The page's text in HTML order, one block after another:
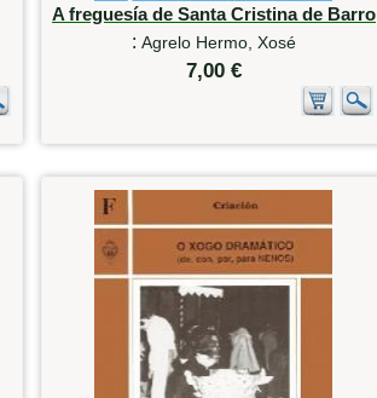
A freguesía de Santa Cristina de Barro
: Agrelo Hermo, Xosé
7,00 €